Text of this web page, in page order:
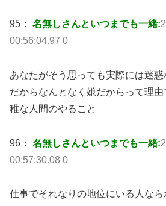
95： 名無しさんといつまでも一緒:
00:56:04.97 0
あなたがそう思っても実際には迷惑
だからなんとなく嫌だからって理
稚な人間のやること
96： 名無しさんといつまでも一緒:
00:57:30.08 0
仕事でそれなりの地位にいる人な